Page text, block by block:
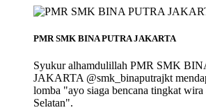
PMR SMK BINA PUTRA JAKARTA
Syukur alhamdulillah PMR SMK
JAKARTA @smk_binaputrajkt
lomba "ayo siaga bencana tingkat wira
Selatan".